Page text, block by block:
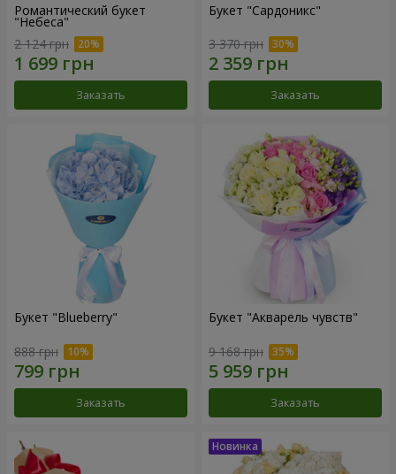
Романтический букет
"Небеса"
2 124 грн
Заказать
Букет "Сардоникс"
3 370 грн
Заказать
Букет "Blueberry"
888 грн
Заказать
Букет "Акварель чувств"
9 168 грн
Заказать